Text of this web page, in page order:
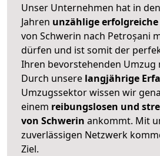
Unser Unternehmen hat in
Jahren unzählige
von Schwerin nach Petroșani
dürfen und ist somit der
Ihren bevorstehenden Umzug
Durch unsere langjährige
Umzugssektor wissen wir
einem reibungslosen und
von Schwerin ankommt. Mit
zuverlässigen Netzwerk
Ziel.